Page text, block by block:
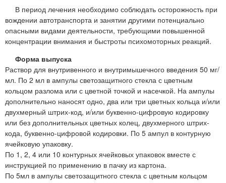
В период лечения необходимо соблюдать осторожность при
вождении автотранспорта и занятии другими потенциально
опасными видами деятельности, требующими повышенной
концентрации внимания и быстроты психомоторных реакций.
Форма выпуска
Раствор для внутривенного и внутримышечного введения 50 мг/
мл. По 2 мл в ампулы светозащитного стекла с цветным
кольцом разлома или с цветной точкой и насечкой. На ампулы
дополнительно наносят одно, два или три цветных кольца и/или
двухмерный штрих-код, и/или буквенно-цифровую кодировку
или без дополнительных цветных колец, двухмерного штрих-
кода, буквенно-цифровой кодировки. По 5 ампул в контурную
ячейковую упаковку.
По 1, 2, 4 или 10 контурных ячейковых упаковок вместе с
инструкцией по применению в пачку из картона.
По 5мл в ампулы светозащитного стекла с цветным кольцом